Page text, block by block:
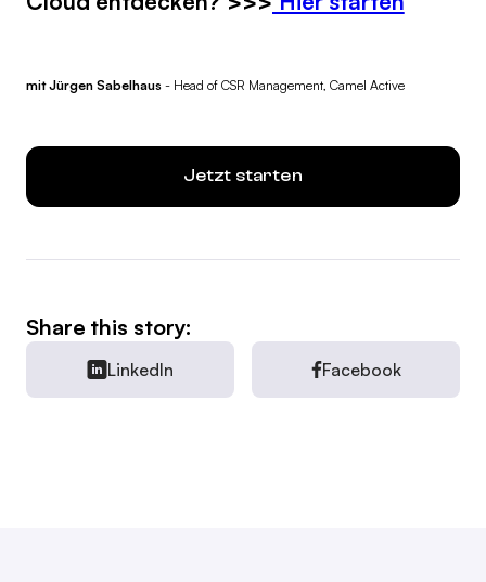
mit Jürgen Sabelhaus - Head of CSR Management, Camel Active
Jetzt starten
Share this story:
LinkedIn Facebook